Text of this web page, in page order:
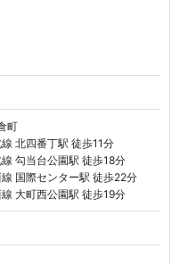
町
北四番丁駅 徒歩11分
勾当台公園駅 徒歩18分
国際センター駅 徒歩22分
大町西公園駅 徒歩19分